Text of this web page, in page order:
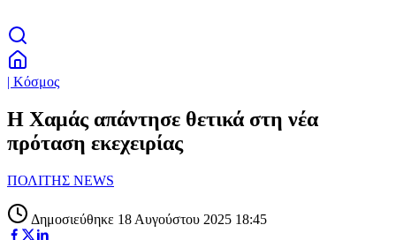
| Κόσμος
Η Χαμάς απάντησε θετικά στη νέα
πρόταση εκεχειρίας
ΠΟΛΙΤΗΣ NEWS
Δημοσιεύθηκε 18 Αυγούστου 2025 18:45